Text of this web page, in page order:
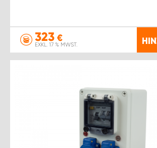
323 €
EXKL. 17 % MWST.